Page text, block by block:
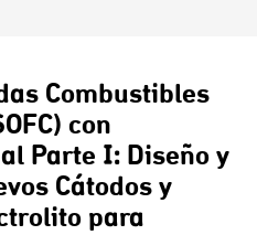
Combustibles
con
Parte I: Diseño y
Cátodos y
para